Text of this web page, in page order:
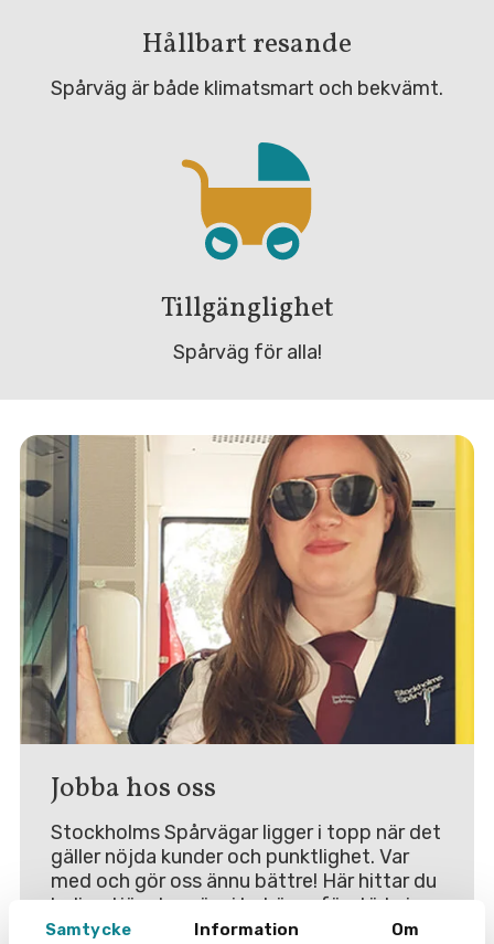
Samtycke Information Om
Hållbart resande
Spårväg är både klimatsmart och bekvämt.
Tillgänglighet
Spårväg för alla!
Jobba hos oss
Stockholms Spårvägar ligger i topp när det
gäller nöjda kunder och punktlighet. Var
med och gör oss ännu bättre! Här hittar du
lediga tjänster när vi behöver förstärkning.